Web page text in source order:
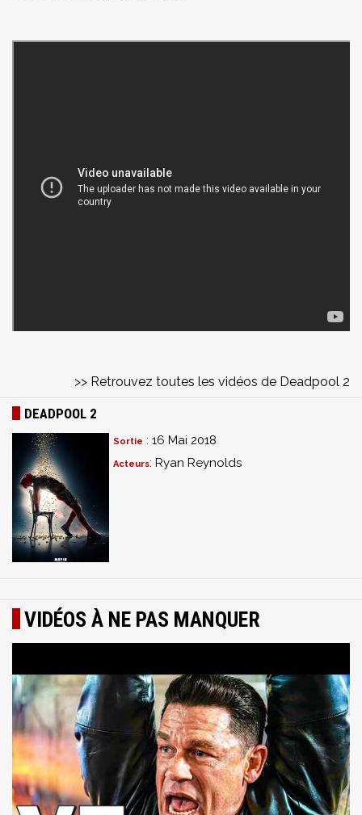
>> Retrouvez toutes les vidéos de Deadpool 2
DEADPOOL 2
Sortie : 16 Mai 2018
Acteurs: Ryan Reynolds
VIDÉOS À NE PAS MANQUER